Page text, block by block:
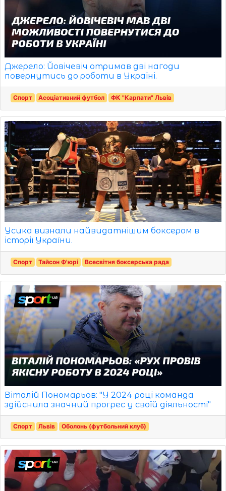
Джерело: Йовічевіч отримав дві нагоди
повернутись до роботи в Україні.
Спорт Асоціативний футбол ФК "Карпати" Львів
Усика визнали найвидатнішим боксером в
історії України.
Спорт Тайсон Ф'юрі Всесвітня боксерська рада
Віталій Пономарьов: "У 2024 році команда
здійснила значний прогрес у своїй діяльності"
Спорт Львів Оболонь (футбольний клуб)